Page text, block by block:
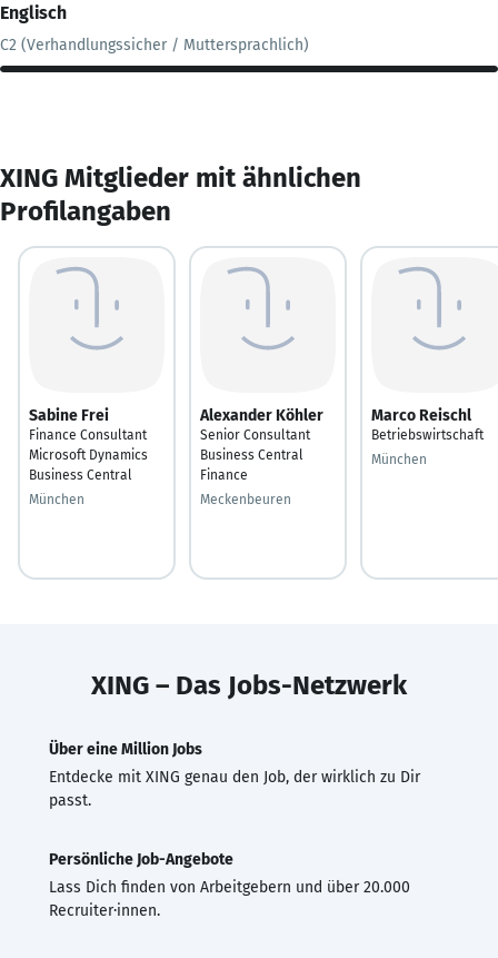
Englisch
C2 (Verhandlungssicher / Muttersprachlich)
XING Mitglieder mit ähnlichen
Profilangaben
Sabine Frei
Finance Consultant
Microsoft Dynamics
Business Central
München
Alexander Köhler
Senior Consultant
Business Central
Finance
Meckenbeuren
Marco Reischl
Betriebswirtschaft
München
XING – Das Jobs-Netzwerk
Über eine Million Jobs
Entdecke mit XING genau den Job, der wirklich zu Dir
passt.
Persönliche Job-Angebote
Lass Dich finden von Arbeitgebern und über 20.000
Recruiter·innen.